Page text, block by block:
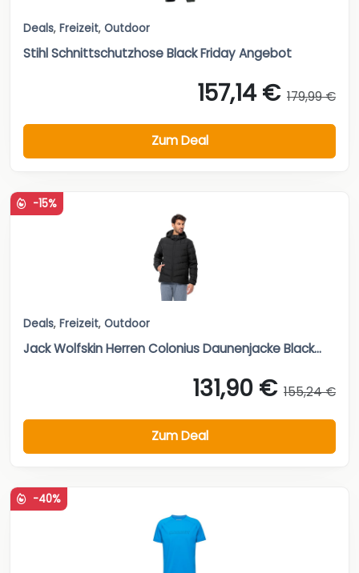
Deals, Freizeit, Outdoor
Stihl Schnittschutzhose Black Friday Angebot
157,14 € 179,99 €
Zum Deal
-15%
Deals, Freizeit, Outdoor
Jack Wolfskin Herren Colonius Daunenjacke Black...
131,90 € 155,24 €
Zum Deal
-40%